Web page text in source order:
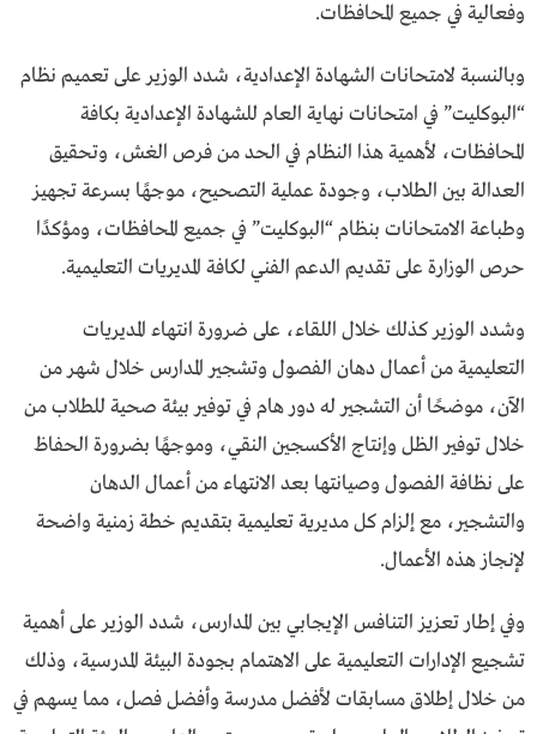
وفعالية في جميع المحافظات.
وبالنسبة لامتحانات الشهادة الإعدادية، شدد الوزير على تعميم نظام
“البوكليت” في امتحانات نهاية العام للشهادة الإعدادية بكافة
المحافظات، لأهمية هذا النظام في الحد من فرص الغش، وتحقيق
العدالة بين الطلاب، وجودة عملية التصحيح، موجهًا بسرعة تجهيز
وطباعة الامتحانات بنظام “البوكليت” في جميع المحافظات، ومؤكدًا
حرص الوزارة على تقديم الدعم الفني لكافة المديريات التعليمية.
وشدد الوزير كذلك خلال اللقاء، على ضرورة انتهاء المديريات
التعليمية من أعمال دهان الفصول وتشجير المدارس خلال شهر من
الآن، موضحًا أن التشجير له دور هام في توفير بيئة صحية للطلاب من
خلال توفير الظل وإنتاج الأكسجين النقي، وموجهًا بضرورة الحفاظ
على نظافة الفصول وصيانتها بعد الانتهاء من أعمال الدهان
والتشجير، مع إلزام كل مديرية تعليمية بتقديم خطة زمنية واضحة
لإنجاز هذه الأعمال.
وفي إطار تعزيز التنافس الإيجابي بين المدارس، شدد الوزير على أهمية
تشجيع الإدارات التعليمية على الاهتمام بجودة البيئة المدرسية، وذلك
من خلال إطلاق مسابقات لأفضل مدرسة وأفضل فصل، مما يسهم في